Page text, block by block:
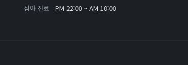
심야 진료
PM 22:00 ~ AM 10:00